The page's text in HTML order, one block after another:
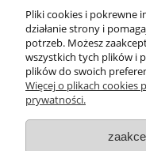
Pliki cookies i pokrewne
działanie strony i
potrzeb. Możesz
wszystkich tych plików i
plików do swoich
Więcej o plikach cookies
prywatności.